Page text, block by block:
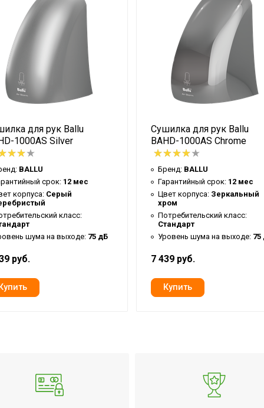
нагрева"
для рук Ballu
1000AS Silver
BALLU
срок: 12 мес
корпуса: Серый
класс:
шума на выходе: 75 дБ
руб.
Сушилка для рук Ballu
BAHD-1000AS Chrome
Бренд: BALLU
Гарантийный срок: 12 мес
Цвет корпуса: Зеркальный
хром
Потребительский класс:
Стандарт
Уровень шума на выходе: 75
7 439 руб.